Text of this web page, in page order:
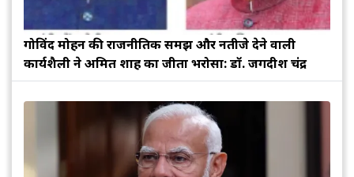
गोविंद मोहन की राजनीतिक समझ और नतीजे देने वाली
कार्यशैली ने अमित शाह का जीता भरोसा: डॉ. जगदीश चंद्र